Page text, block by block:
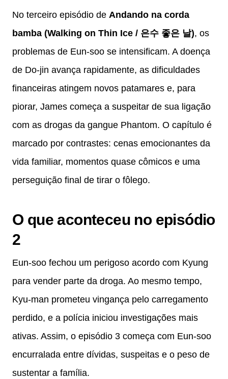
No terceiro episódio de Andando na corda
bamba (Walking on Thin Ice / 은수 좋은 날), os
problemas de Eun-soo se intensificam. A doença
de Do-jin avança rapidamente, as dificuldades
financeiras atingem novos patamares e, para
piorar, James começa a suspeitar de sua ligação
com as drogas da gangue Phantom. O capítulo é
marcado por contrastes: cenas emocionantes da
vida familiar, momentos quase cômicos e uma
perseguição final de tirar o fôlego.
O que aconteceu no episódio
2
Eun-soo fechou um perigoso acordo com Kyung
para vender parte da droga. Ao mesmo tempo,
Kyu-man prometeu vingança pelo carregamento
perdido, e a polícia iniciou investigações mais
ativas. Assim, o episódio 3 começa com Eun-soo
encurralada entre dívidas, suspeitas e o peso de
sustentar a família.